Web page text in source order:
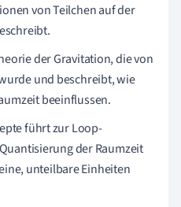
von Teilchen auf der
der Gravitation, die von
und beschreibt, wie
beeinflussen.
führt zur Loop-
der Raumzeit
unteilbare Einheiten